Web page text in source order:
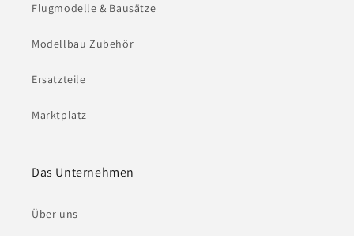
Flugmodelle & Bausätze
Modellbau Zubehör
Ersatzteile
Marktplatz
Das Unternehmen
Über uns